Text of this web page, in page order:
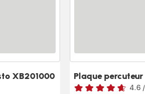
XB201000 Plaque
Note
4.6